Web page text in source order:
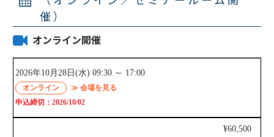
催）
オンライン開催